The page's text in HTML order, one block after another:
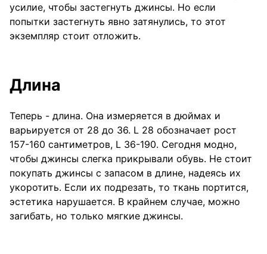
усилие, чтобы застегнуть джинсы. Но если
попытки застегнуть явно затянулись, то этот
экземпляр стоит отложить.
Длина
Теперь - длина. Она измеряется в дюймах и
варьируется от 28 до 36. L 28 обозначает рост
157-160 сантиметров, L 36-190. Сегодня модно,
чтобы джинсы слегка прикрывали обувь. Не стоит
покупать джинсы с запасом в длине, надеясь их
укоротить. Если их подрезать, то ткань портится,
эстетика нарушается. В крайнем случае, можно
загибать, но только мягкие джинсы.